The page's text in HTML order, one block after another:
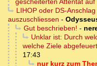
gescheiterten Attentat auf
LIHOP oder DS-
auszuschliessen -
Gut beschrieben! -
Unklar ist: Durch
welche Ziele
17:43
nur kurz zum